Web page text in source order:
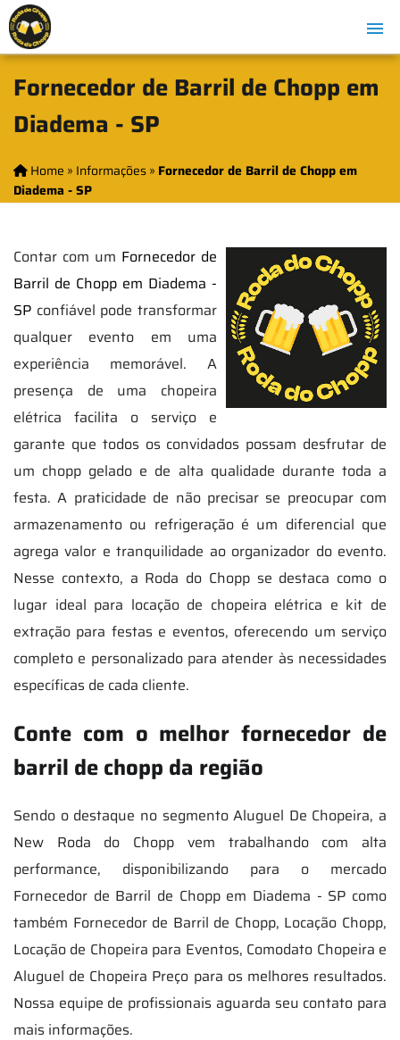
Fornecedor de Barril de Chopp em
Diadema - SP
Home » Informações» Fornecedor de Barril de Chopp em
Diadema - SP
Contar com um Fornecedor de
Barril de Chopp em Diadema -
SP confiável pode transformar
qualquer evento em uma
experiência memorável. A
presença de uma chopeira
elétrica facilita o serviço e
garante que todos os convidados possam desfrutar de
um chopp gelado e de alta qualidade durante toda a
festa. A praticidade de não precisar se preocupar com
armazenamento ou refrigeração é um diferencial que
agrega valor e tranquilidade ao organizador do evento.
Nesse contexto, a Roda do Chopp se destaca como o
lugar ideal para locação de chopeira elétrica e kit de
extração para festas e eventos, oferecendo um serviço
completo e personalizado para atender às necessidades
específicas de cada cliente.
Conte com o melhor fornecedor de
barril de chopp da região
Sendo o destaque no segmento Aluguel De Chopeira, a
New Roda do Chopp vem trabalhando com alta
performance, disponibilizando para o mercado
Fornecedor de Barril de Chopp em Diadema - SP como
também Fornecedor de Barril de Chopp, Locação Chopp,
Locação de Chopeira para Eventos, Comodato Chopeira e
Aluguel de Chopeira Preço para os melhores resultados.
Nossa equipe de profissionais aguarda seu contato para
mais informações.